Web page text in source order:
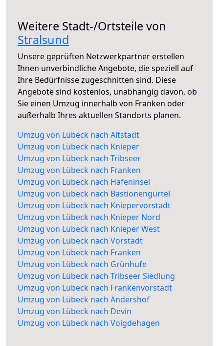
Weitere Stadt-/Ortsteile von
Stralsund
Unsere geprüften Netzwerkpartner erstellen
Ihnen unverbindliche Angebote, die speziell auf
Ihre Bedürfnisse zugeschnitten sind. Diese
Angebote sind kostenlos, unabhängig davon, ob
Sie einen Umzug innerhalb von Franken oder
außerhalb Ihres aktuellen Standorts planen.
Umzug von Lübeck nach Altstadt
Umzug von Lübeck nach Knieper
Umzug von Lübeck nach Tribseer
Umzug von Lübeck nach Franken
Umzug von Lübeck nach Hafeninsel
Umzug von Lübeck nach Bastionengürtel
Umzug von Lübeck nach Kniepervorstadt
Umzug von Lübeck nach Knieper Nord
Umzug von Lübeck nach Knieper West
Umzug von Lübeck nach Vorstadt
Umzug von Lübeck nach Franken
Umzug von Lübeck nach Grünhufe
Umzug von Lübeck nach Tribseer Siedlung
Umzug von Lübeck nach Frankenvorstadt
Umzug von Lübeck nach Andershof
Umzug von Lübeck nach Devin
Umzug von Lübeck nach Voigdehagen